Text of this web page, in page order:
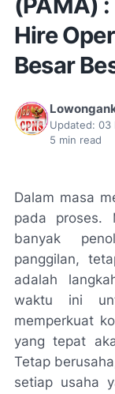
Hire
Besar
Updated: 03
5 min read
Dalam masa
pada proses.
banyak
panggilan,
adalah
waktu ini
memperkuat
yang tepat
Tetap
setiap usaha